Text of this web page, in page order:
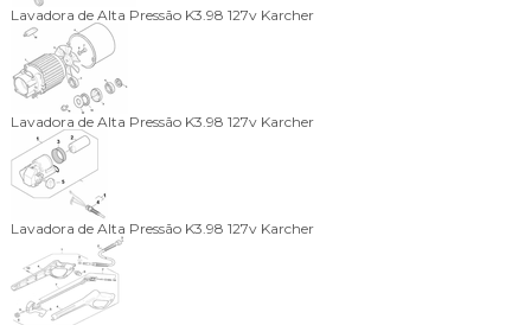
Lavadora de Alta Pressão K3.98 127v Karcher
Lavadora de Alta Pressão K3.98 127v Karcher
Lavadora de Alta Pressão K3.98 127v Karcher